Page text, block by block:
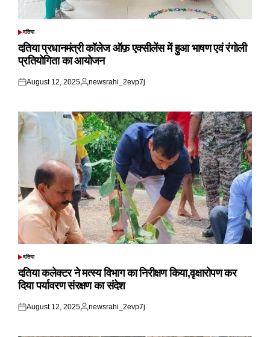
POSTED
दतिया
दतिया प्रधानमंत्री कॉलेज ऑफ़ एक्सीलेंस में हुआ भाषण एवं रंगोली
प्रतियोगिता का आयोजन
Posted
August 12, 2025
Posted
newsrahi_2evp7j
POSTED
दतिया
दतिया कलेक्टर ने मत्स्य विभाग का निरीक्षण किया,वृक्षारोपण कर
दिया पर्यावरण संरक्षण का संदेश
Posted
August 12, 2025
Posted
newsrahi_2evp7j